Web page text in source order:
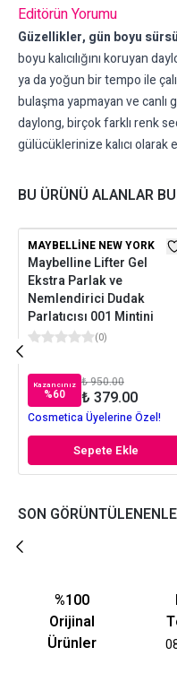
Editörün Yorumu
Güzellikler, gün boyu
boyu kalıcılığını koruyan
ya da yoğun bir tempo ile
bulaşma yapmayan ve
daylong, birçok farklı renk
gülücüklerinize kalıcı
BU ÜRÜNÜ ALANLAR
MAYBELLINE NEW YORK
Maybelline Lifter Gel
Ekstra Parlak ve
Nemlendirici Dudak
Parlatıcısı 001 Mintini
(0)
Kazancınız
%60
₺ 950.00
₺ 379.00
Cosmetica Üyelerine Özel!
Sepete Ekle
SON
%100
Orijinal
Ürünler